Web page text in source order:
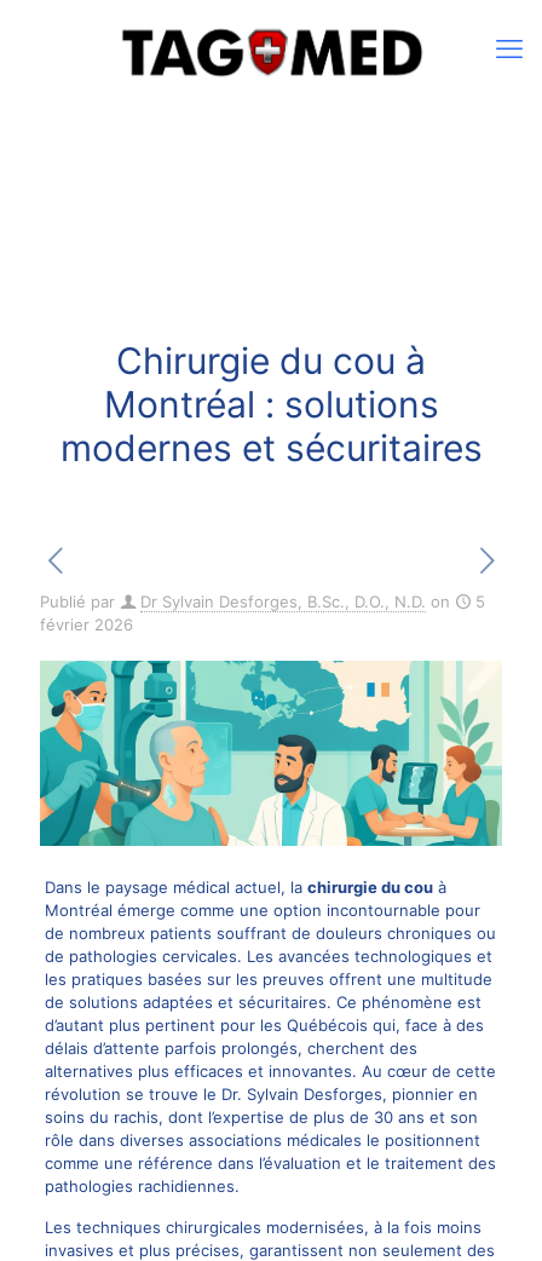
Chirurgie du cou à
Montréal : solutions
modernes et sécuritaires
Publié par Dr Sylvain Desforges, B.Sc., D.O., N.D. on
5
février 2026
Dans le paysage médical actuel, la chirurgie du couà
Montréal émerge comme une option incontournable pour
de nombreux patients souffrant de douleurs chroniques ou
de pathologies cervicales. Les avancées technologiques et
les pratiques basées sur les preuves offrent une multitude
de solutions adaptées et sécuritaires. Ce phénomène est
d’autant plus pertinent pour les Québécois qui, face à des
délais d’attente parfois prolongés, cherchent des
alternatives plus efficaces et innovantes. Au cœur de cette
révolution se trouve le Dr. Sylvain Desforges, pionnier en
soins du rachis, dont l’expertise de plus de 30 ans et son
rôle dans diverses associations médicales le positionnent
comme une référence dans l’évaluation et le traitement des
pathologies rachidiennes.
Les techniques chirurgicales modernisées, à la fois moins
invasives et plus précises, garantissent non seulement des